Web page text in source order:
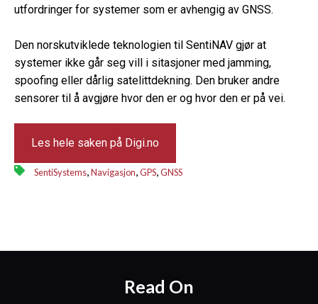
utfordringer for systemer som er avhengig av GNSS.
Den norskutviklede teknologien til SentiNAV gjør at
systemer ikke går seg vill i sitasjoner med jamming,
spoofing eller dårlig satelittdekning. Den bruker andre
sensorer til å avgjøre hvor den er og hvor den er på vei.
Les hele saken på Digi.no
SentiSystems Navigasjon GPS GNSS
Read On